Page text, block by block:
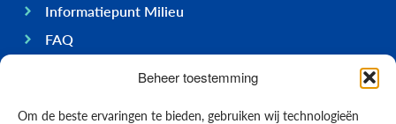
Beheer toestemming
Om de beste ervaringen te bieden, gebruiken wij technologieën
Informatiepunt Milieu
FAQ
Ondernemen op Bonaire